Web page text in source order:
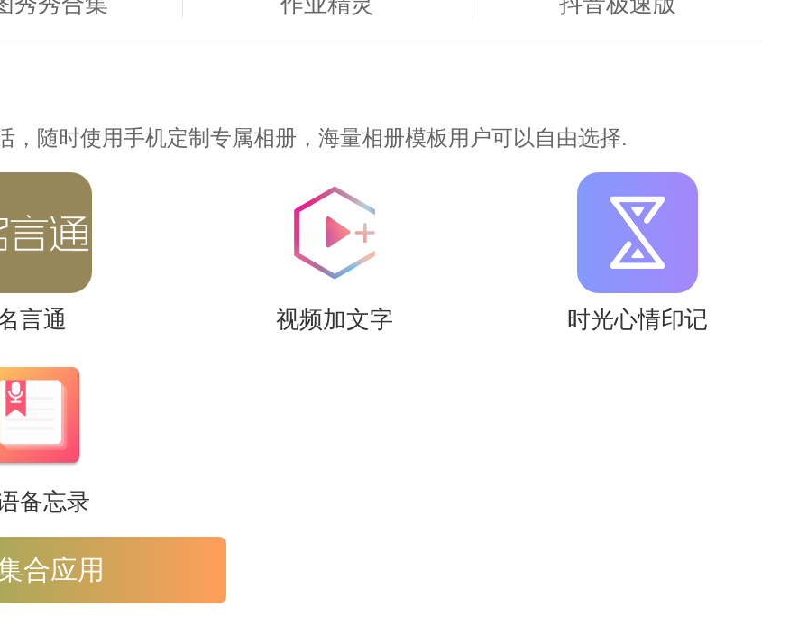
限公司开发的一款非常好用的网购软件。星光下载提供知尔乐的免
，随时使用手机定制专属相册，海量相册模板用户可以自由选择.
言通 视频加文字 时光心情印记
备忘录
合应用